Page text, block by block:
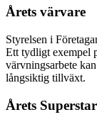
Årets värvare
Styrelsen i
Ett tydligt exempel
värvningsarbete
långsiktig tillväxt.
Årets Superstar